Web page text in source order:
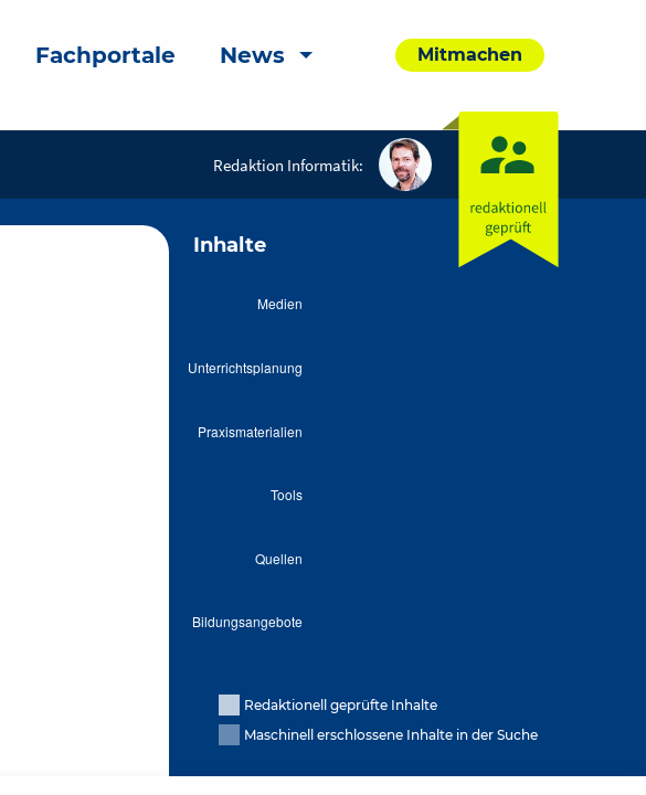
Fachportale News Mitmachen
Redaktion Informatik:
Inhalte
Redaktionell geprüfte Inhalte
Maschinell erschlossene Inhalte in der Suche